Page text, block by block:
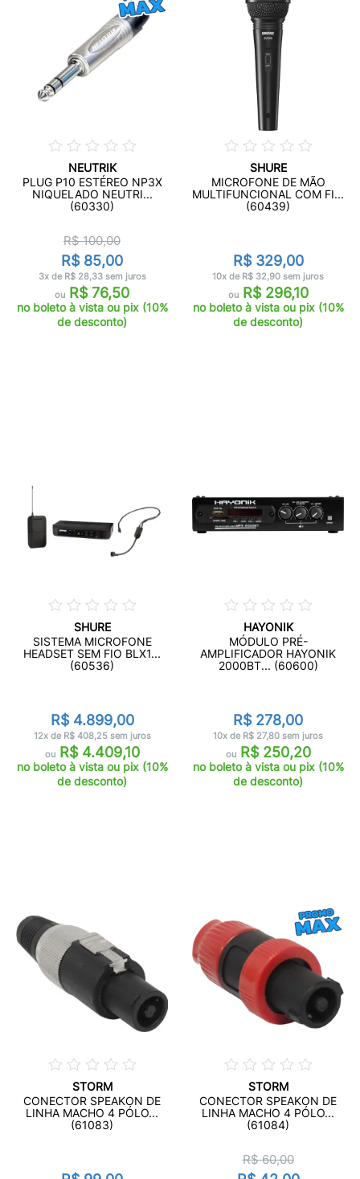
NEUTRIK
PLUG P10 ESTÉREO NP3X
NIQUELADO NEUTRI...
(60330)
R$ 100,00
R$ 85,00
3x de R$ 28,33 sem juros
ou R$ 76,50
no boleto à vista ou pix (10%
de desconto)
SHURE
MICROFONE DE MÃO
MULTIFUNCIONAL COM FI...
(60439)
R$ 329,00
10x de R$ 32,90 sem juros
ouR$ 296,10
no boleto à vista ou pix (10%
de desconto)
SHURE
SISTEMA MICROFONE
HEADSET SEM FIO BLX1...
(60536)
R$ 4.899,00
12x de R$ 408,25 sem juros
ouR$ 4.409,10
no boleto à vista ou pix (10%
de desconto)
HAYONIK
MÓDULO PRÉ-
AMPLIFICADOR HAYONIK
2000BT... (60600)
R$ 278,00
10x de R$ 27,80 sem juros
ouR$ 250,20
no boleto à vista ou pix (10%
de desconto)
STORM
CONECTOR SPEAKON DE
LINHA MACHO 4 PÓLO...
(61083)
STORM
CONECTOR SPEAKON DE
LINHA MACHO 4 PÓLO...
(61084)
R$ 60,00